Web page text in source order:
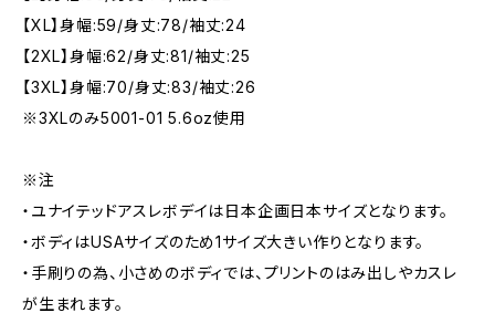
【XL】身幅:59/身丈:78/袖丈:24
【2XL】身幅:62/身丈:81/袖丈:25
【3XL】身幅:70/身丈:83/袖丈:26
※3XLのみ5001-01 5.6oz使用
※注
・ユナイテッドアスレボデイは日本企画日本サイズとなります。
・ボディはUSAサイズのため1サイズ大きい作りとなります。
・手刷りの為、小さめのボディでは、プリントのはみ出しやカスレ
が生まれます。